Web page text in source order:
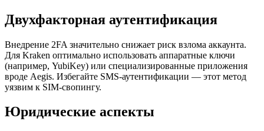
Двухфакторная аутентификация
Внедрение 2FA значительно снижает риск взлома аккаунта.
Для Kraken оптимально использовать аппаратные ключи
(например, YubiKey) или специализированные приложения
вроде Aegis. Избегайте SMS-аутентификации — этот метод
уязвим к SIM-свопингу.
Юридические аспекты